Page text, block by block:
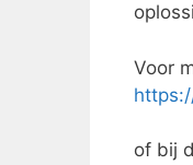
Voor
of bij